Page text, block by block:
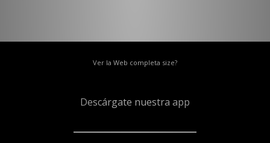
Ver la Web completa size?
Descárgate nuestra app